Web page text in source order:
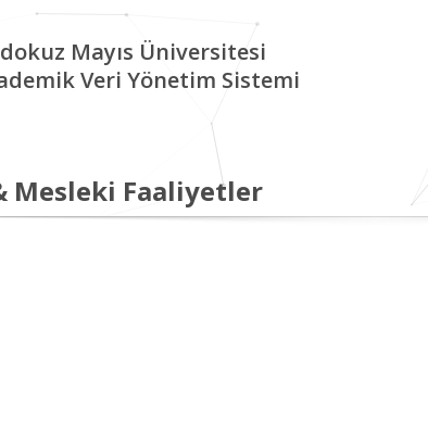
Mayıs Üniversitesi
Veri Yönetim Sistemi
Mesleki Faaliyetler